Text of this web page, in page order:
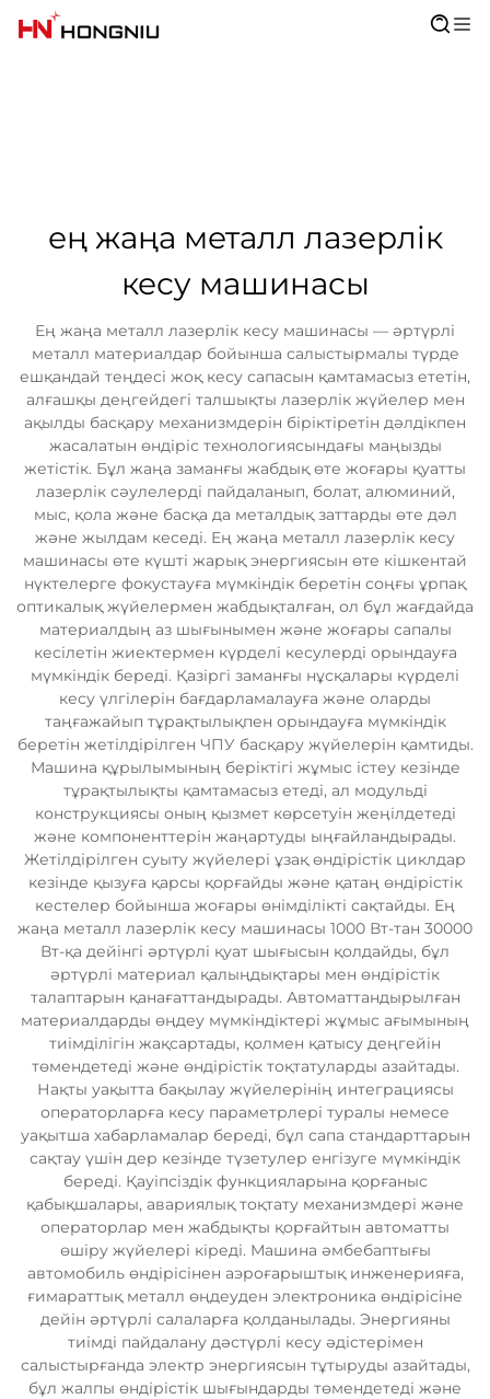
ең жаңа металл лазерлік
кесу машинасы
Ең жаңа металл лазерлік кесу машинасы — әртүрлі
металл материалдар бойынша салыстырмалы түрде
ешқандай теңдесі жоқ кесу сапасын қамтамасыз ететін,
алғашқы деңгейдегі талшықты лазерлік жүйелер мен
ақылды басқару механизмдерін біріктіретін дәлдікпен
жасалатын өндіріс технологиясындағы маңызды
жетістік. Бұл жаңа заманғы жабдық өте жоғары қуатты
лазерлік сәулелерді пайдаланып, болат, алюминий,
мыс, қола және басқа да металдық заттарды өте дәл
және жылдам кеседі. Ең жаңа металл лазерлік кесу
машинасы өте күшті жарық энергиясын өте кішкентай
нүктелерге фокустауға мүмкіндік беретін соңғы ұрпақ
оптикалық жүйелермен жабдықталған, ол бұл жағдайда
материалдың аз шығынымен және жоғары сапалы
кесілетін жиектермен күрделі кесулерді орындауға
мүмкіндік береді. Қазіргі заманғы нұсқалары күрделі
кесу үлгілерін бағдарламалауға және оларды
таңғажайып тұрақтылықпен орындауға мүмкіндік
беретін жетілдірілген ЧПУ басқару жүйелерін қамтиды.
Машина құрылымының беріктігі жұмыс істеу кезінде
тұрақтылықты қамтамасыз етеді, ал модульді
конструкциясы оның қызмет көрсетуін жеңілдетеді
және компоненттерін жаңартуды ыңғайландырады.
Жетілдірілген суыту жүйелері ұзақ өндірістік циклдар
кезінде қызуға қарсы қорғайды және қатаң өндірістік
кестелер бойынша жоғары өнімділікті сақтайды. Ең
жаңа металл лазерлік кесу машинасы 1000 Вт-тан 30000
Вт-қа дейінгі әртүрлі қуат шығысын қолдайды, бұл
әртүрлі материал қалыңдықтары мен өндірістік
талаптарын қанағаттандырады. Автоматтандырылған
материалдарды өңдеу мүмкіндіктері жұмыс ағымының
тиімділігін жақсартады, қолмен қатысу деңгейін
төмендетеді және өндірістік тоқтатуларды азайтады.
Нақты уақытта бақылау жүйелерінің интеграциясы
операторларға кесу параметрлері туралы немесе
уақытша хабарламалар береді, бұл сапа стандарттарын
сақтау үшін дер кезінде түзетулер енгізуге мүмкіндік
береді. Қауіпсіздік функцияларына қорғаныс
қабықшалары, авариялық тоқтату механизмдері және
операторлар мен жабдықты қорғайтын автоматты
өшіру жүйелері кіреді. Машина әмбебаптығы
автомобиль өндірісінен аэроғарыштық инженерияға,
ғимараттық металл өңдеуден электроника өндірісіне
дейін әртүрлі салаларға қолданылады. Энергияны
тиімді пайдалану дәстүрлі кесу әдістерімен
салыстырғанда электр энергиясын тұтыруды азайтады,
бұл жалпы өндірістік шығындарды төмендетеді және